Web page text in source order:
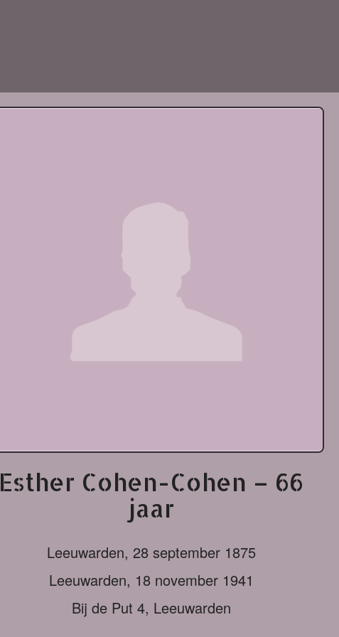
Esther Cohen-Cohen – 66
jaar
Leeuwarden, 28 september 1875
Leeuwarden, 18 november 1941
Bij de Put 4, Leeuwarden